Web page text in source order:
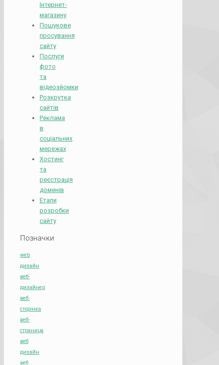
Інтернет-
магазину
Пошукове
просування
сайту
Послуги
фото
та
відеозйомки
Розкрутка
сайтів
Реклама
в
соціальних
мережах
Хостинг
та
реєстрація
доменів
Етапи
розробки
сайту
Позначки
web
дизайн
веб-
дизайнер
веб-
сторінка
веб-
страница
веб
дизайн
веб